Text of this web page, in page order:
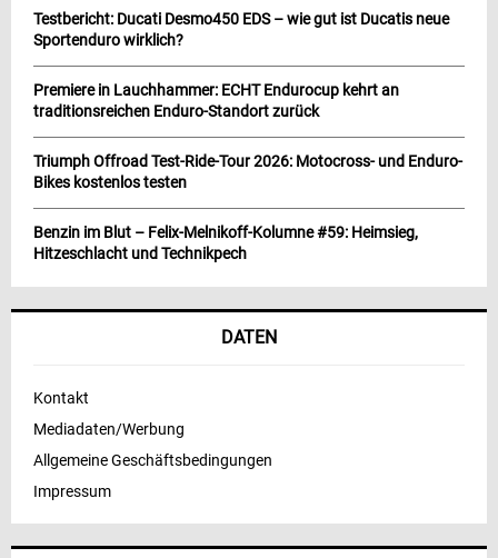
Testbericht: Ducati Desmo450 EDS – wie gut ist Ducatis neue
Sportenduro wirklich?
Premiere in Lauchhammer: ECHT Endurocup kehrt an
traditionsreichen Enduro-Standort zurück
Triumph Offroad Test-Ride-Tour 2026: Motocross- und Enduro-
Bikes kostenlos testen
Benzin im Blut – Felix-Melnikoff-Kolumne #59: Heimsieg,
Hitzeschlacht und Technikpech
DATEN
Kontakt
Mediadaten/Werbung
Allgemeine Geschäftsbedingungen
Impressum